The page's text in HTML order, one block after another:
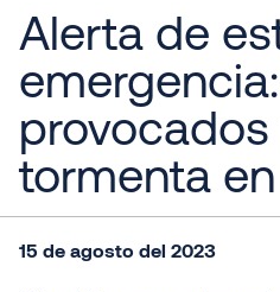
Alerta de
provocados
tormenta
15 de agosto del 2023